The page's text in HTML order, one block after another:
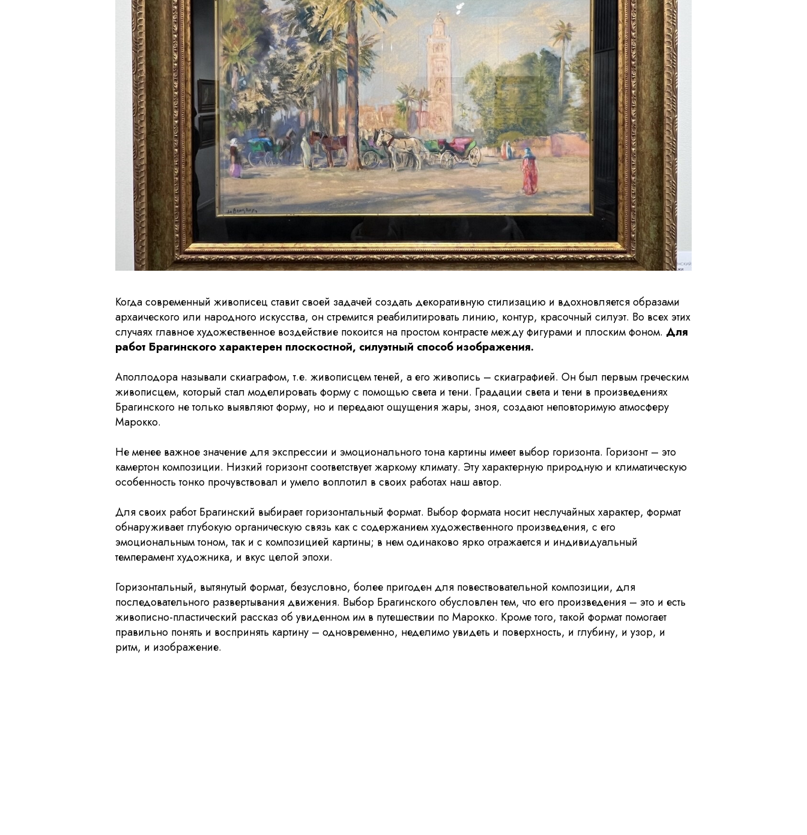
Когда современный живописец ставит своей задачей создать декоративную стилизацию и вдохновляется образами
архаического или народного искусства, он стремится реабилитировать линию, контур, красочный силуэт. Во всех этих
случаях главное художественное воздействие покоится на простом контрасте между фигурами и плоским фоном. Для
работ Брагинского характерен плоскостной, силуэтный способ изображения.
Аполлодора называли скиаграфом, т.е. живописцем теней, а его живопись – скиаграфией. Он был первым греческим
живописцем, который стал моделировать форму с помощью света и тени. Градации света и тени в произведениях
Брагинского не только выявляют форму, но и передают ощущения жары, зноя, создают неповторимую атмосферу
Марокко.
Не менее важное значение для экспрессии и эмоционального тона картины имеет выбор горизонта. Горизонт – это
камертон композиции. Низкий горизонт соответствует жаркому климату. Эту характерную природную и климатическую
особенность тонко прочувствовал и умело воплотил в своих работах наш автор.
Для своих работ Брагинский выбирает горизонтальный формат. Выбор формата носит неслучайных характер, формат
обнаруживает глубокую органическую связь как с содержанием художественного произведения, с его
эмоциональным тоном, так и с композицией картины; в нем одинаково ярко отражается и индивидуальный
темперамент художника, и вкус целой эпохи.
Горизонтальный, вытянутый формат, безусловно, более пригоден для повествовательной композиции, для
последовательного развертывания движения. Выбор Брагинского обусловлен тем, что его произведения – это и есть
живописно-пластический рассказ об увиденном им в путешествии по Марокко. Кроме того, такой формат помогает
правильно понять и воспринять картину – одновременно, неделимо увидеть и поверхность, и глубину, и узор, и
ритм, и изображение.